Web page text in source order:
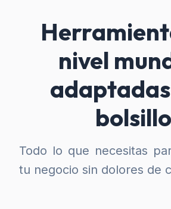
nivel
bolsillo
Todo lo que necesitas
tu negocio sin dolores de